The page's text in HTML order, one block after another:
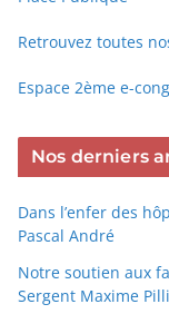
Retrouvez toutes
Espace 2ème e-
Nos derniers
Dans l’enfer des
Pascal André
Notre soutien aux
Sergent Maxime